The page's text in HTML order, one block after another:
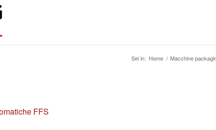
FFS
Sei in: Home / Macchine